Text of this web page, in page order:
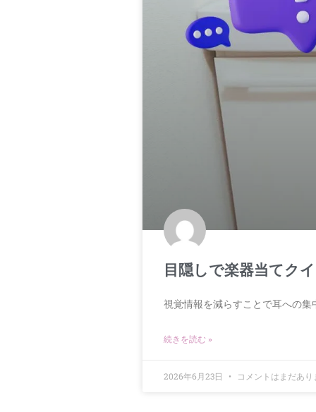
目隠しで楽器当てク
視覚情報を減らすことで耳への
続きを読む »
2026年6月23日 コメントはまだあり